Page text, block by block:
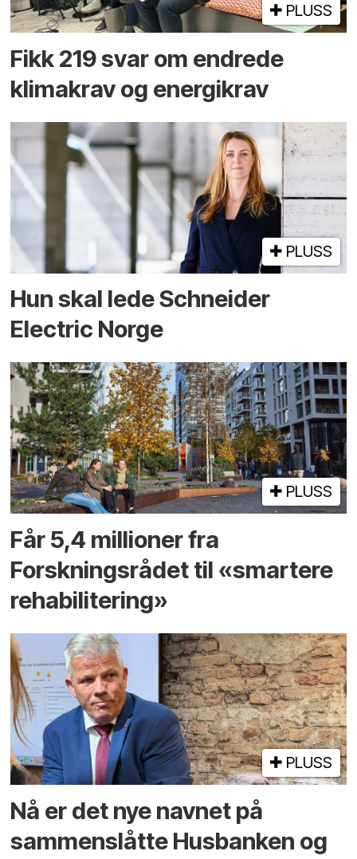
PLUSS
Fikk 219 svar om endrede
klimakrav og energikrav
PLUSS
Hun skal lede Schneider
Electric Norge
PLUSS
Får 5,4 millioner fra
Forskningsrådet til «smartere
rehabilitering»
PLUSS
Nå er det nye navnet på
sammenslåtte Husbanken og